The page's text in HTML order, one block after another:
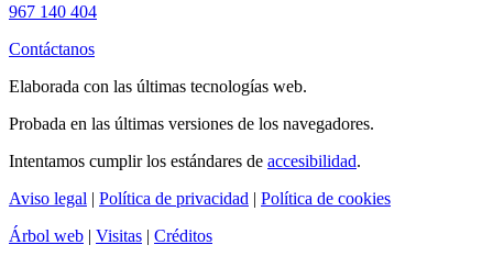
967 140 404
Contáctanos
Elaborada con las últimas tecnologías web.
Probada en las últimas versiones de los navegadores.
Intentamos cumplir los estándares de accesibilidad.
Aviso legal | Política de privacidad | Política de cookies
Árbol web | Visitas | Créditos